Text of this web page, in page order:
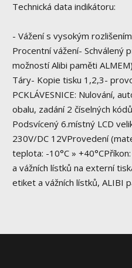
Technická data indikátoru:
- Vážení s vysokým
Procentní vážení- Schválený
možností Alibi paměti
Táry- Kopie tisku 1,2,3-
PCKLÁVESNICE: Nulování,
obalu, zadání 2 číselných
Podsvícený 6.místný LCD
230V/DC 12VProvedení
teplota: -10°C »
a vážních lístků na externí
etiket a vážních lístků, ALIBI